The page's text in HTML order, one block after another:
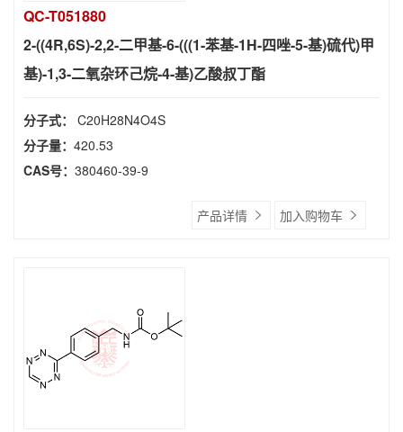
QC-T051880
2-((4R,6S)-2,2-二甲基-6-(((1-苯基-1H-四唑-5-基)硫代)甲
基)-1,3-二氧杂环己烷-4-基)乙酸叔丁酯
分子式： C20H28N4O4S
分子量： 420.53
CAS号： 380460-39-9
产品详情 加入购物车